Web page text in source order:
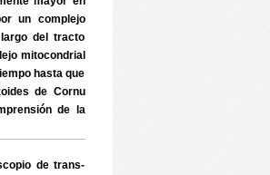
un complejo
del tracto
mitocondrial
hasta que
de Cornu
de la
de trans-